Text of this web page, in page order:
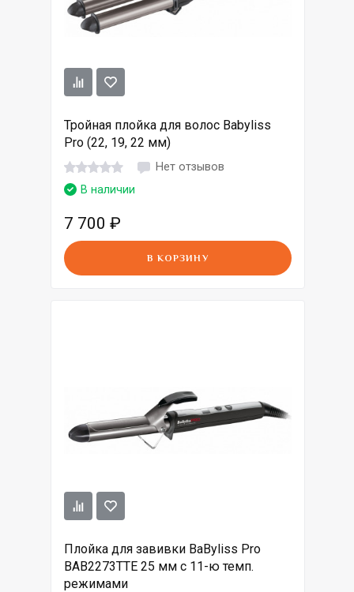
Тройная плойка для волос Babyliss
Pro (22, 19, 22 мм)
Нет отзывов
В наличии
7 700 ₽
В КОРЗИНУ
Плойка для завивки BaByliss Pro
BAB2273TTE 25 мм с 11-ю темп.
режимами